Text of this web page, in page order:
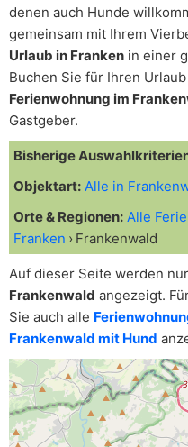
denen auch Hunde
gemeinsam mit Ihrem
Urlaub in Franken in einer
Buchen Sie für Ihren
Ferienwohnung im
Gastgeber.
Bisherige
Objektart: Alle in
Orte & Regionen: Alle
Franken
Frankenwald
Auf dieser Seite werden nur
Frankenwald angezeigt.
Sie auch alle
Frankenwald mit Hund